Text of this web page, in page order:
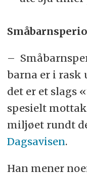
–
barna er i rask
det er et slags
spesielt
miljøet rundt
Dagsavisen.
Han mener